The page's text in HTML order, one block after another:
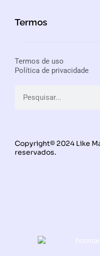
Termos
Termos de uso
Política de privacidade
Copyright© 2024 Like
reservados.